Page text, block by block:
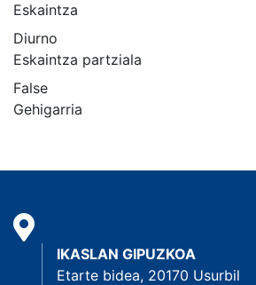
Eskaintza
Diurno
Eskaintza partziala
False
Gehigarria
IKASLAN GIPUZKOA
Etarte bidea, 20170 Usurbil